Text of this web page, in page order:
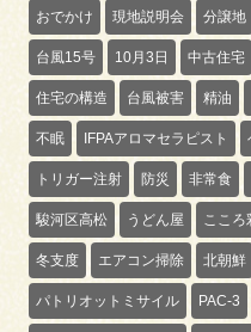
おでかけ 現地説明会 分譲地
台風15号 10月3日 中古住宅
住宅の構造 台風被害 精油
不眠 IFPAアロマセラピスト
トリガー注射 防災 非常食
駿河区高松 うどん屋 こころ
冬支度 エアコン掃除 北朝鮮
パトリオットミサイル PAC-3